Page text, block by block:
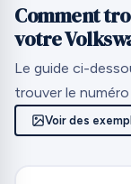
Comment
votre
Le guide ci-
trouver le
Voir des